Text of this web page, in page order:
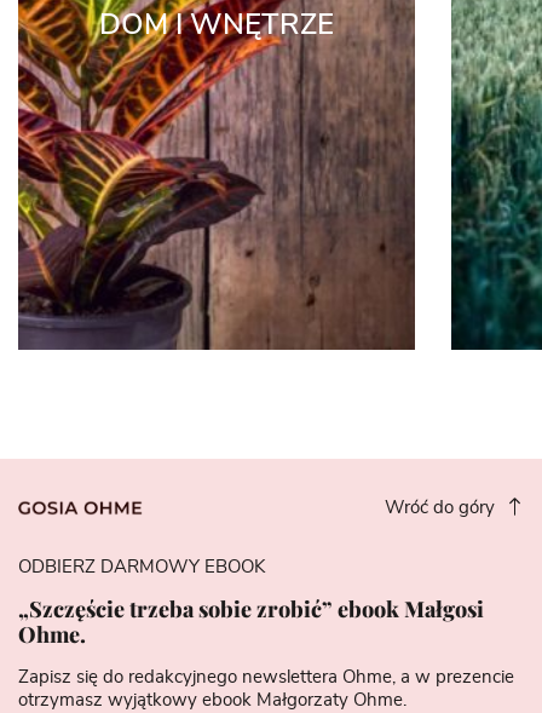
DOM I WNĘTRZE
Wróć do góry
ODBIERZ DARMOWY EBOOK
„Szczęście trzeba sobie zrobić” ebook Małgosi
Ohme.
Zapisz się do redakcyjnego newslettera Ohme, a w prezencie
otrzymasz wyjątkowy ebook Małgorzaty Ohme.